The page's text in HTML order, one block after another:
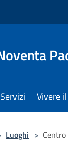
Servizi Vivere
Luoghi >